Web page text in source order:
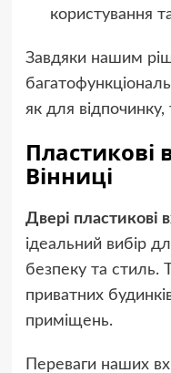
користування
Завдяки нашим
як для відпочинку,
Пластикові
Вінниці
Двері пластикові
ідеальний вибір
безпеку та стиль.
приватних
приміщень.
Переваги наших